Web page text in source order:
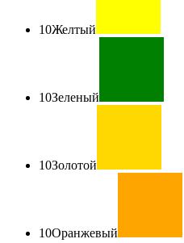
10Желтый
10Зеленый
10Золотой
10Оранжевый